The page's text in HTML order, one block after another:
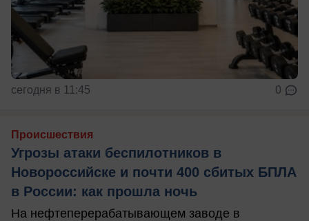
сегодня в 11:45 0
Происшествия
Угрозы атаки беспилотников в
Новороссийске и почти 400 сбитых БПЛА
в России: как прошла ночь
На нефтеперерабатывающем заводе в